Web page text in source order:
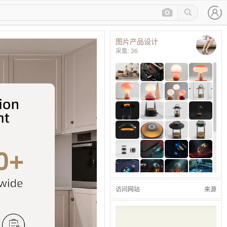
图片产品设计
采集: 36
访问网站 来源